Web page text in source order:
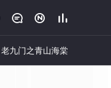
  
老九门之青山海棠